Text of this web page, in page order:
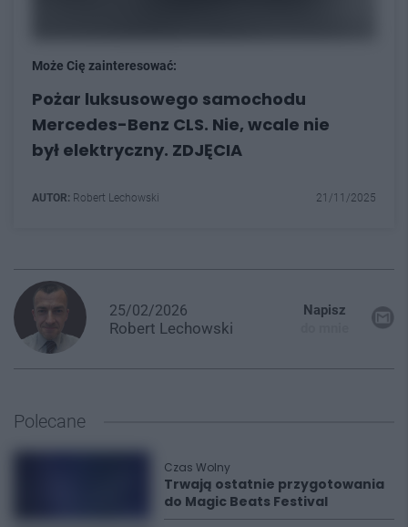
Może Cię zainteresować:
Pożar luksusowego samochodu
Mercedes-Benz CLS. Nie, wcale nie
był elektryczny. ZDJĘCIA
AUTOR: Robert Lechowski 21/11/2025
25/02/2026
Robert Lechowski
Napisz
Polecane
Czas Wolny
Trwają ostatnie przygotowania
do Magic Beats Festival